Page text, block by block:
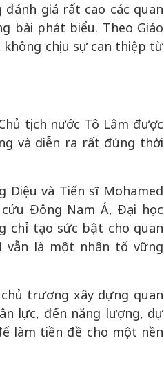
giá rất cao các quan
bài phát biểu. Theo Giáo
không chịu sự can thiệp từ
tịch nước Tô Lâm được
và diễn ra rất đúng thời
Diệu và Tiến sĩ Mohamed
Đông Nam Á, Đại học
chỉ tạo sức bật cho quan
vẫn là một nhân tố vững
trương xây dựng quan
lực, đến năng lượng, dự
làm tiền đề cho một nền